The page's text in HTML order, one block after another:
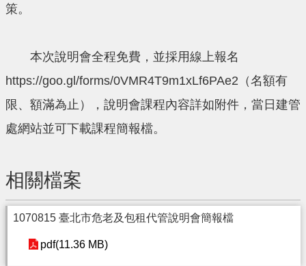
策。
本次說明會全程免費，並採用線上報名
https://goo.gl/forms/0VMR4T9m1xLf6PAe2（名額有
限、額滿為止），說明會課程內容詳如附件，當日建管
處網站並可下載課程簡報檔。
相關檔案
1070815 臺北市危老及包租代管說明會簡報檔
pdf(11.36 MB)